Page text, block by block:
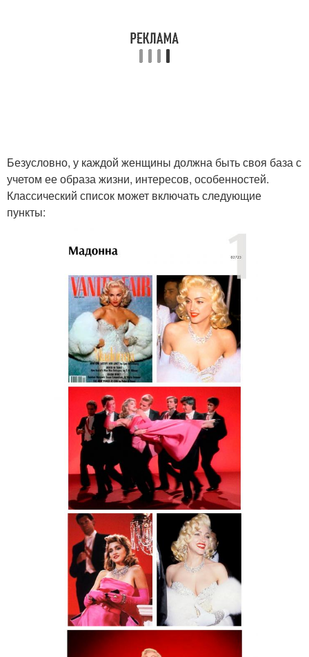
Безусловно, у каждой женщины должна быть своя база с
учетом ее образа жизни, интересов, особенностей.
Классический список может включать следующие
пункты: